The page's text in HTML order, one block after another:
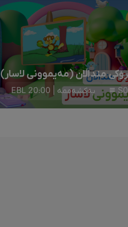
منداڵان (مەیموونی لاسار)
یەکشەممە | 20:00 EBL